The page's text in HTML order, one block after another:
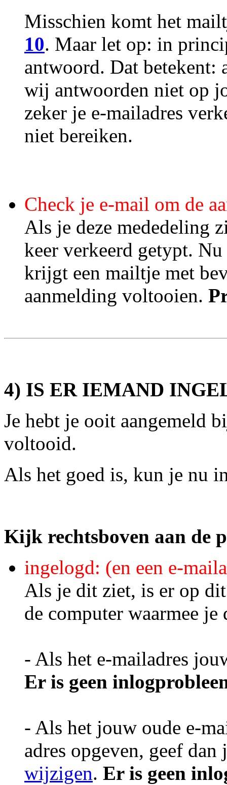
Misschien komt het
10. Maar let op: in
antwoord. Dat betekent:
wij antwoorden niet op
zeker je e-mailadres
niet bereiken.
Check je e-mail om de
Als je deze mededeling
keer verkeerd getypt.
krijgt een mailtje met
aanmelding voltooien.
4) IS ER IEMAND
Je hebt je ooit aangemeld
voltooid.
Als het goed is, kun je nu
Kijk rechtsboven aan de
ingelogd: (en een e-
Als je dit ziet, is er op
de computer waarmee
- Als het e-mailadres
Er is geen
- Als het jouw oude e-
adres opgeven, geef
wijzigen. Er is geen